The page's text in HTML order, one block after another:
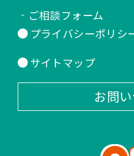
ご相談フォーム
プライバシーポリシ
サイトマップ
お問